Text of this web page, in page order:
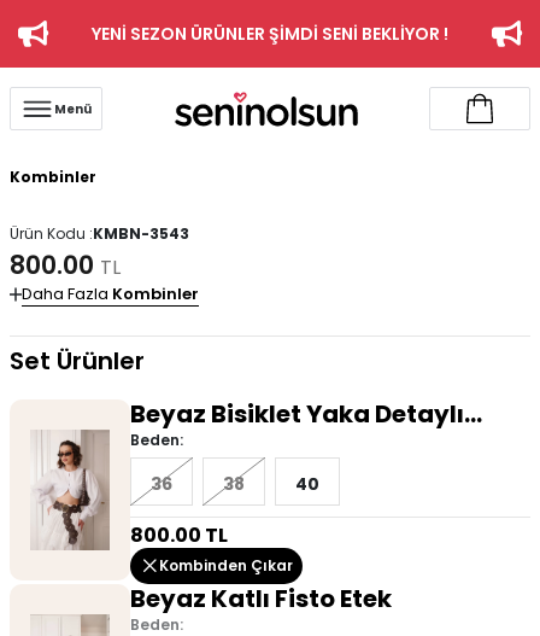
YENİ SEZON ÜRÜNLER ŞİMDİ SENİ BEKLİYOR !
Menü
Kombinler
Ürün Kodu :KMBN-3543
800.00 TL
Daha Fazla Kombinler
Set Ürünler
Beyaz Bisiklet Yaka Detaylı
Gömlek
Beden:
36 38 40
800.00 TL
Kombinden Çıkar
Beyaz Katlı Fisto Etek
Beden: